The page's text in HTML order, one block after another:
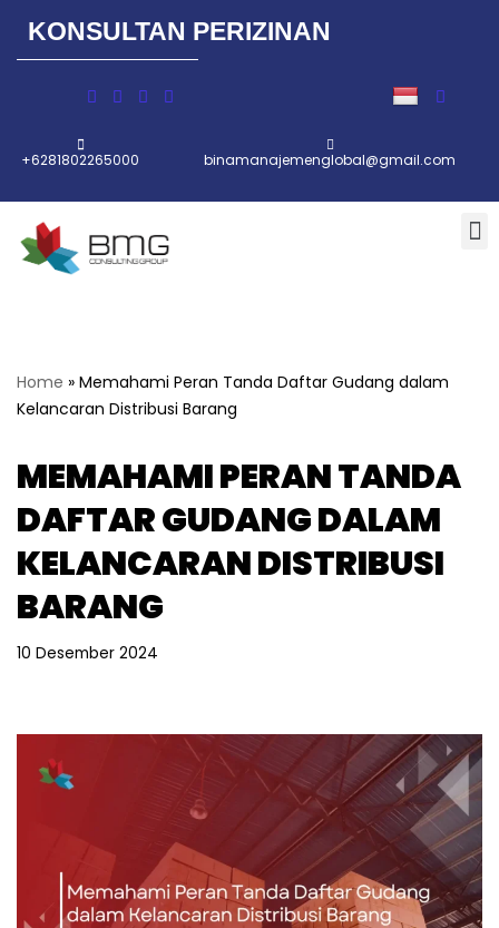
Lompat
KONSULTAN PERIZINAN
+6281802265000 binamanajemenglobal@gmail.com
Home » Memahami Peran Tanda Daftar Gudang dalam
Kelancaran Distribusi Barang
MEMAHAMI PERAN TANDA
DAFTAR GUDANG DALAM
KELANCARAN DISTRIBUSI
BARANG
10 Desember 2024